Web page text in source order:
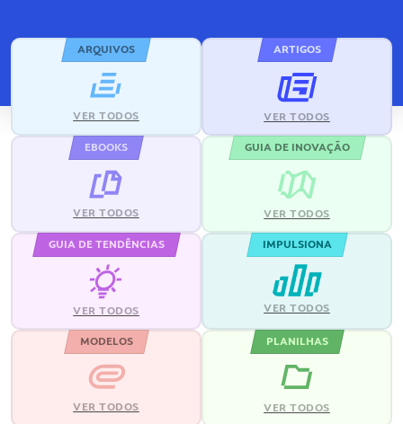
ARQUIVOS
VER TODOS
ARTIGOS
VER TODOS
EBOOKS
VER TODOS
GUIA DE INOVAÇÃO
VER TODOS
GUIA DE TENDÊNCIAS
VER TODOS
IMPULSIONA
VER TODOS
MODELOS
VER TODOS
PLANILHAS
VER TODOS